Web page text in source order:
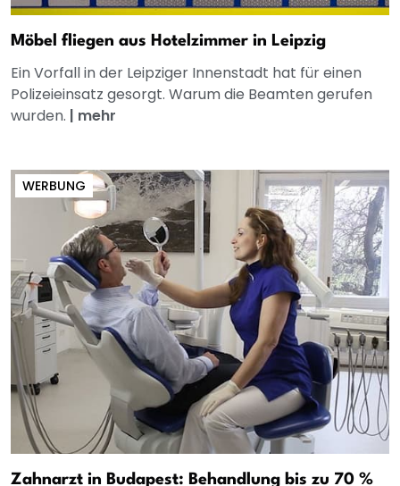
Möbel fliegen aus Hotelzimmer in Leipzig
Ein Vorfall in der Leipziger Innenstadt hat für einen
Polizeieinsatz gesorgt. Warum die Beamten gerufen
wurden. | mehr
WERBUNG
Zahnarzt in Budapest: Behandlung bis zu 70 %